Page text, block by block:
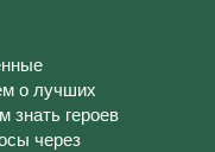
о лучших
знать героев
через